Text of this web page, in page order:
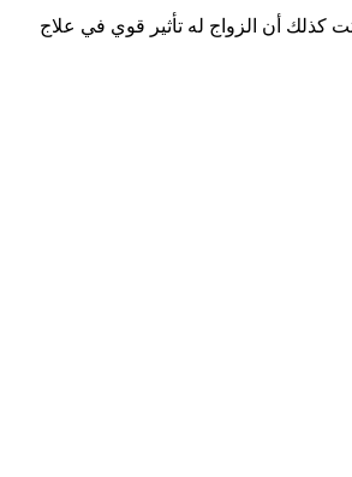
كذلك أن الزواج له تأثير قوي في علاج